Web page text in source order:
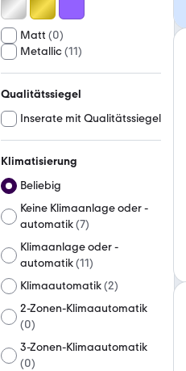
Matt (0)
Metallic(11)
Qualitätssiegel
Inserate mit Qualitätssiegel
Klimatisierung
Beliebig
Keine Klimaanlage oder -
automatik(7)
Klimaanlage oder -
automatik(11)
Klimaautomatik(2)
2-Zonen-Klimaautomatik
(0)
3-Zonen-Klimaautomatik
(0)